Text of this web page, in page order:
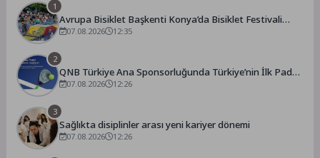
1
Avrupa Bisiklet Başkenti Konya’da Bisiklet Festivali
Heyecanı Başladı
07.08.2026 12:35
2
QNB Türkiye Ana Sponsorluğunda Türkiye’nin İlk Padel
Türkiye Şampiyonası Başlıyor
07.08.2026 12:26
3
Sağlıkta disiplinler arası yeni kariyer dönemi
07.08.2026 12:26